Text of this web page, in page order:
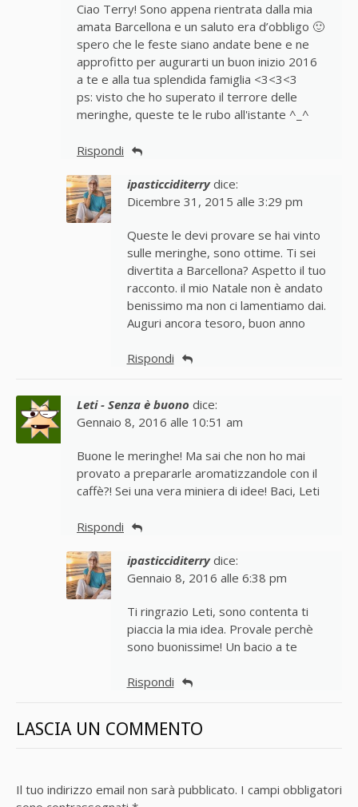
Ciao Terry! Sono appena rientrata dalla mia
amata Barcellona e un saluto era d’obbligo 🙂
spero che le feste siano andate bene e ne
approfitto per augurarti un buon inizio 2016
a te e alla tua splendida famiglia <3<3<3
ps: visto che ho superato il terrore delle
meringhe, queste te le rubo all'istante ^_^
Rispondi
ipasticciditerry dice:
Dicembre 31, 2015 alle 3:29 pm
Queste le devi provare se hai vinto
sulle meringhe, sono ottime. Ti sei
divertita a Barcellona? Aspetto il tuo
racconto. il mio Natale non è andato
benissimo ma non ci lamentiamo dai.
Auguri ancora tesoro, buon anno
Rispondi
Leti - Senza è buono dice:
Gennaio 8, 2016 alle 10:51 am
Buone le meringhe! Ma sai che non ho mai
provato a prepararle aromatizzandole con il
caffè?! Sei una vera miniera di idee! Baci, Leti
Rispondi
ipasticciditerry dice:
Gennaio 8, 2016 alle 6:38 pm
Ti ringrazio Leti, sono contenta ti
piaccia la mia idea. Provale perchè
sono buonissime! Un bacio a te
Rispondi
LASCIA UN COMMENTO
Il tuo indirizzo email non sarà pubblicato. I campi obbligatori